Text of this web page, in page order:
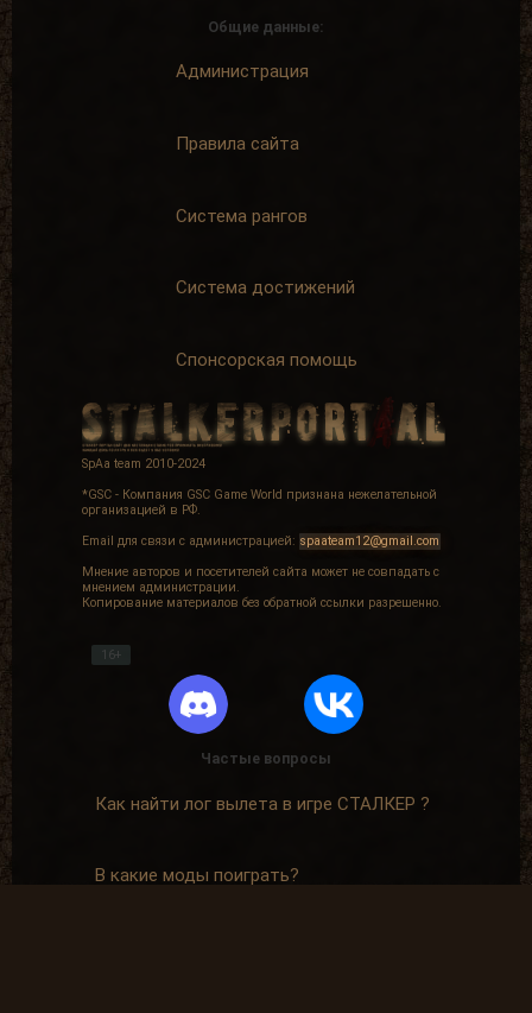
Общие данные:
Администрация
Правила сайта
Система рангов
Система достижений
Спонсорская помощь
SpAa team 2010-2024
*GSC - Компания GSC Game World признана нежелательной
организацией в РФ.
Email для связи с администрацией: spaateam12@gmail.com
Мнение авторов и посетителей сайта может не совпадать с
мнением администрации.
Копирование материалов без обратной ссылки разрешенно.
16+
Частые вопросы
Как найти лог вылета в игре СТАЛКЕР ?
В какие моды поиграть?